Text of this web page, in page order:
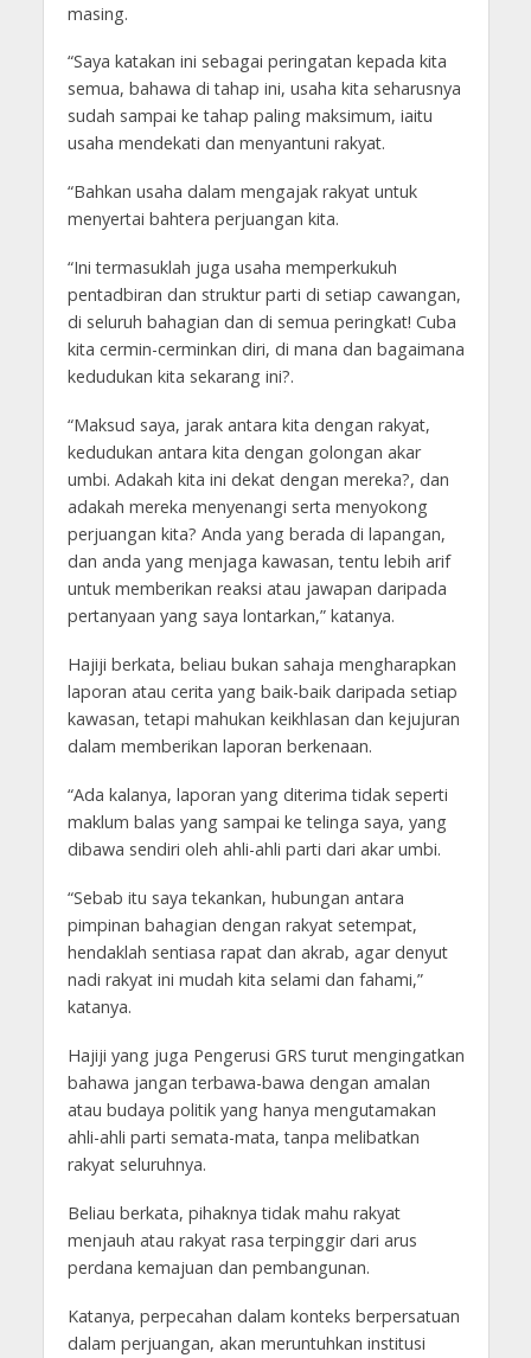
masing.
“Saya katakan ini sebagai peringatan kepada kita
semua, bahawa di tahap ini, usaha kita seharusnya
sudah sampai ke tahap paling maksimum, iaitu
usaha mendekati dan menyantuni rakyat.
“Bahkan usaha dalam mengajak rakyat untuk
menyertai bahtera perjuangan kita.
“Ini termasuklah juga usaha memperkukuh
pentadbiran dan struktur parti di setiap cawangan,
di seluruh bahagian dan di semua peringkat! Cuba
kita cermin-cerminkan diri, di mana dan bagaimana
kedudukan kita sekarang ini?.
“Maksud saya, jarak antara kita dengan rakyat,
kedudukan antara kita dengan golongan akar
umbi. Adakah kita ini dekat dengan mereka?, dan
adakah mereka menyenangi serta menyokong
perjuangan kita? Anda yang berada di lapangan,
dan anda yang menjaga kawasan, tentu lebih arif
untuk memberikan reaksi atau jawapan daripada
pertanyaan yang saya lontarkan,” katanya.
Hajiji berkata, beliau bukan sahaja mengharapkan
laporan atau cerita yang baik-baik daripada setiap
kawasan, tetapi mahukan keikhlasan dan kejujuran
dalam memberikan laporan berkenaan.
“Ada kalanya, laporan yang diterima tidak seperti
maklum balas yang sampai ke telinga saya, yang
dibawa sendiri oleh ahli-ahli parti dari akar umbi.
“Sebab itu saya tekankan, hubungan antara
pimpinan bahagian dengan rakyat setempat,
hendaklah sentiasa rapat dan akrab, agar denyut
nadi rakyat ini mudah kita selami dan fahami,”
katanya.
Hajiji yang juga Pengerusi GRS turut mengingatkan
bahawa jangan terbawa-bawa dengan amalan
atau budaya politik yang hanya mengutamakan
ahli-ahli parti semata-mata, tanpa melibatkan
rakyat seluruhnya.
Beliau berkata, pihaknya tidak mahu rakyat
menjauh atau rakyat rasa terpinggir dari arus
perdana kemajuan dan pembangunan.
Katanya, perpecahan dalam konteks berpersatuan
dalam perjuangan, akan meruntuhkan institusi